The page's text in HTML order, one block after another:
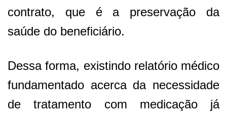
contrato, que é a preservação da
saúde do beneficiário.
Dessa forma, existindo relatório médico
fundamentado acerca da necessidade
de tratamento com medicação já